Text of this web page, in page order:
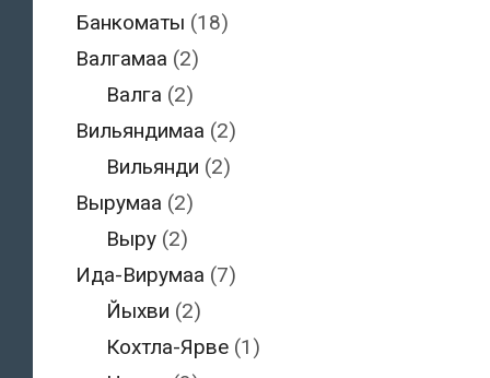
Банкоматы (18)
Валгамаа (2)
Валга (2)
Вильяндимаа (2)
Вильянди (2)
Вырумаа (2)
Выру (2)
Ида-Вирумаа (7)
Йыхви (2)
Кохтла-Ярве (1)